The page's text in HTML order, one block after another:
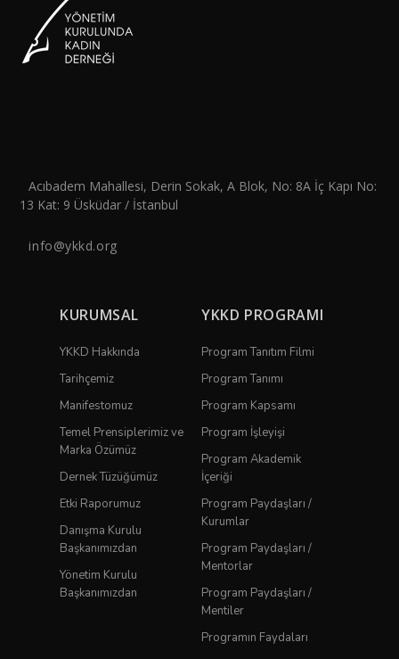
Acıbadem Mahallesi, Derin Sokak, A Blok, No: 8A İç Kapı No:
13 Kat: 9 Üsküdar / İstanbul
info@ykkd.org
KURUMSAL
YKKD Hakkında
Tarihçemiz
Manifestomuz
Temel Prensiplerimiz ve
Marka Özümüz
Dernek Tüzüğümüz
Etki Raporumuz
Danışma Kurulu
Başkanımızdan
Yönetim Kurulu
Başkanımızdan
YKKD PROGRAMI
Program Tanıtım Filmi
Program Tanımı
Program Kapsamı
Program İşleyişi
Program Akademik
İçeriği
Program Paydaşları /
Kurumlar
Program Paydaşları /
Mentorlar
Program Paydaşları /
Mentiler
Programın Faydaları